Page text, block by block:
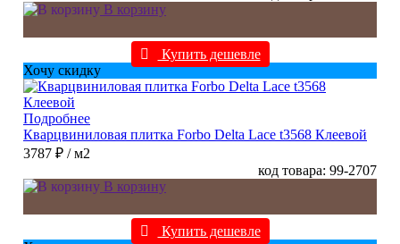
В корзину
Купить дешевле
Хочу скидку
Подробнее
Кварцвиниловая плитка Forbo Delta Lace t3568 Клеевой
3787 ₽ / м2
код товара: 99-2707
В корзину
Купить дешевле